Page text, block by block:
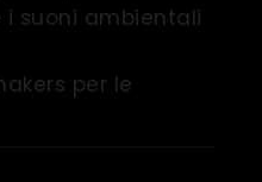
suoni ambientali
per le